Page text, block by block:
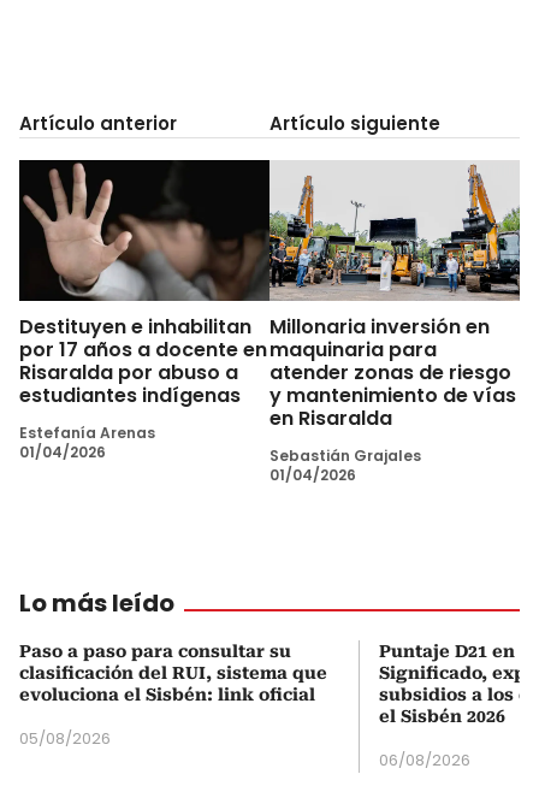
Artículo anterior
Destituyen e inhabilitan
por 17 años a docente en
Risaralda por abuso a
estudiantes indígenas
Estefanía Arenas
01/04/2026
Artículo siguiente
Millonaria inversión en
maquinaria para
atender zonas de riesgo
y mantenimiento de vías
en Risaralda
Sebastián Grajales
01/04/2026
Lo más leído
Paso a paso para consultar su
clasificación del RUI, sistema que
evoluciona el Sisbén: link oficial
05/08/2026
Puntaje D21 en
Significado,
subsidios a los
el Sisbén 2026
06/08/2026